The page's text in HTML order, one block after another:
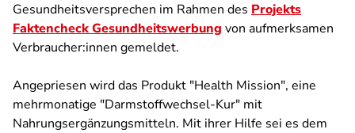
Gesundheitsversprechen im Rahmen des Projekts
Faktencheck Gesundheitswerbung von aufmerksamen
Verbraucher:innen gemeldet.
Angepriesen wird das Produkt "Health Mission", eine
mehrmonatige "Darmstoffwechsel-Kur" mit
Nahrungsergänzungsmitteln. Mit ihrer Hilfe sei es dem